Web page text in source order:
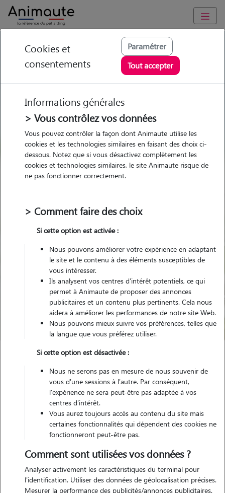
GARDE ANIMAUX à Colombey-les-Belles : Garde chien et chat
en famille ou à domicile, visites et promenades
Trouvez une garde animaux à
Colombey-les-Belles
Parmi nos 3 pet-sitters à
Colombey-les-Belles
Pour quel animal ?
Trouver mon Pet Sitter
Colombey-les-Belles
Nos promeneurs et familles d'accueil
à Colombey-les-Belles (54170)
Cookies et
consentements
Paramétrer
Tout accepter
Informations générales
> Vous contrôlez vos données
Vous pouvez contrôler la façon dont Animaute utilise les
cookies et les technologies similaires en faisant des choix ci-
dessous. Notez que si vous désactivez complètement les
cookies et technologies similaires, le site Animaute risque de
ne pas fonctionner correctement.
> Comment faire des choix
Si cette option est activée :
Nous pouvons améliorer votre expérience en adaptant
le site et le contenu à des éléments susceptibles de
vous intéresser.
Ils analysent vos centres d'intérêt potentiels, ce qui
permet à Animaute de proposer des annonces
publicitaires et un contenu plus pertinents. Cela nous
aidera à améliorer les performances de notre site Web.
Nous pouvons mieux suivre vos préférences, telles que
la langue que vous préférez utiliser.
Si cette option est désactivée :
Nous ne serons pas en mesure de nous souvenir de
vous d'une sessions à l'autre. Par conséquent,
l'expérience ne sera peut-être pas adaptée à vos
centres d'intérêt.
Vous aurez toujours accès au contenu du site mais
certaines fonctionnalités qui dépendent des cookies ne
fonctionneront peut-être pas.
Comment sont utilisées vos données ?
Analyser activement les caractéristiques du terminal pour
l'identification. Utiliser des données de géolocalisation précises.
Mesurer la performance des publicités/annonces publicitaires.